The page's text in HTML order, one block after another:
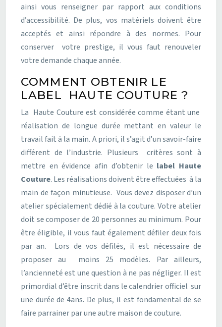
ainsi vous renseigner par rapport aux conditions
d’accessibilité. De plus, vos matériels doivent être
acceptés et ainsi répondre à des normes. Pour
conserver votre prestige, il vous faut renouveler
votre demande chaque année.
COMMENT OBTENIR LE
LABEL HAUTE COUTURE ?
La Haute Couture est considérée comme étant une
réalisation de longue durée mettant en valeur le
travail fait à la main. A priori, il s’agit d’un savoir-faire
différent de l’industrie. Plusieurs critères sont à
mettre en évidence afin d’obtenir le label Haute
Couture. Les réalisations doivent être effectuées à la
main de façon minutieuse. Vous devez disposer d’un
atelier spécialement dédié à la couture. Votre atelier
doit se composer de 20 personnes au minimum. Pour
être éligible, il vous faut également défiler deux fois
par an. Lors de vos défilés, il est nécessaire de
proposer au moins 25 modèles. Par ailleurs,
l’ancienneté est une question à ne pas négliger. Il est
primordial d’être inscrit dans le calendrier officiel sur
une durée de 4ans. De plus, il est fondamental de se
faire parrainer par une autre maison de couture.